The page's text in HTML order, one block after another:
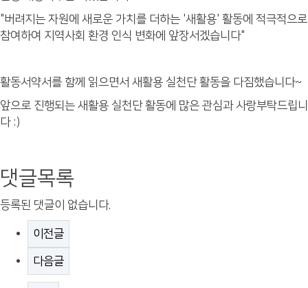
"버려지는 자원에 새로운 가치를 더하는 '새활용' 활동에 적극적으로
참여하여 지역사회 환경 인식 변화에 앞장서겠습니다"
활동서약서를 함께 읽으면서 새활용 실천단 활동을 다짐했습니다~
앞으로 진행되는 새활용 실천단 활동에 많은 관심과 사랑부탁드립니
다 :)
댓글목록
등록된 댓글이 없습니다.
이전글
다음글